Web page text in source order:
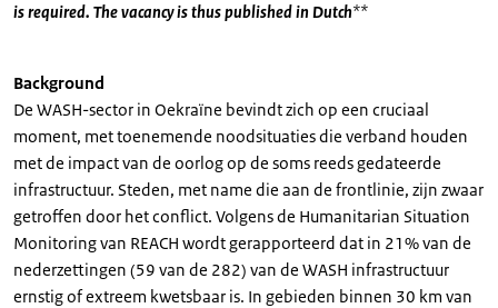
is required. The vacancy is thus published in Dutch**
Background
De WASH-sector in Oekraïne bevindt zich op een cruciaal
moment, met toenemende noodsituaties die verband houden
met de impact van de oorlog op de soms reeds gedateerde
infrastructuur. Steden, met name die aan de frontlinie, zijn zwaar
getroffen door het conflict. Volgens de Humanitarian Situation
Monitoring van REACH wordt gerapporteerd dat in 21% van de
nederzettingen (59 van de 282) van de WASH infrastructuur
ernstig of extreem kwetsbaar is. In gebieden binnen 30 km van